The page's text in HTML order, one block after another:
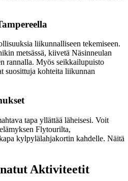
liikunnalliseen tekemiseen.
metsässä, kiivetä Näsinneulan
rannalla. Myös seikkailupuisto
suosittuja kohteita liikunnan
tapa yllättää läheisesi. Voit
Flytourilta,
kylpylälahjakortin kahdelle. Näitä
Aktiviteetit